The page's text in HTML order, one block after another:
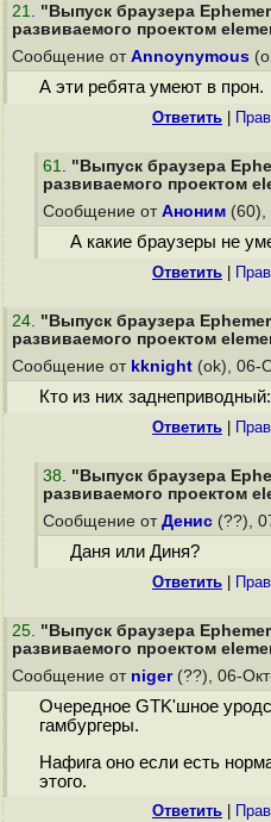
21. "Выпуск браузера
развиваемого проектом
Сообщение от Annoynymous
А эти ребята умеют в прон.
Ответить
61. "Выпуск браузера
развиваемого проектом
Сообщение от Аноним (60),
А какие браузеры не
Ответить
24. "Выпуск браузера
развиваемого проектом
Сообщение от kknight (ok), 06-
Кто из них
Ответить
38. "Выпуск браузера
развиваемого проектом
Сообщение от Денис (??),
Даня или Диня?
Ответить
25. "Выпуск браузера
развиваемого проектом
Сообщение от niger(??), 06-
Очередное GTK'шное
гамбургеры.
Нафига оно если есть
этого.
Ответить